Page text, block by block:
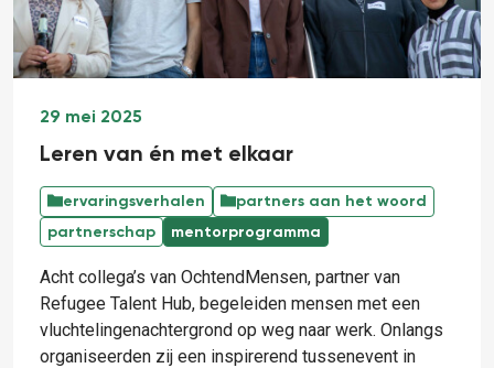
29 mei 2025
Leren van én met elkaar
ervaringsverhalen
partners aan het woord
partnerschap
mentorprogramma
Acht collega’s van OchtendMensen, partner van
Refugee Talent Hub, begeleiden mensen met een
vluchtelingenachtergrond op weg naar werk. Onlangs
organiseerden zij een inspirerend tussenevent in